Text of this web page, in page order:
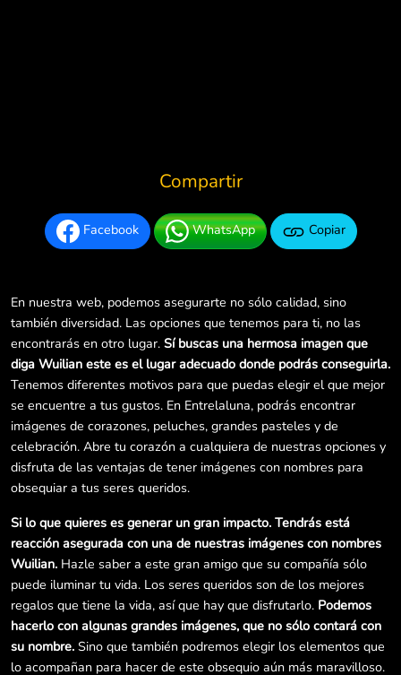
Compartir
Facebook WhatsApp Copiar
En nuestra web, podemos asegurarte no sólo calidad, sino
también diversidad. Las opciones que tenemos para ti, no las
encontrarás en otro lugar. Sí buscas una hermosa imagen que
diga Wuilian este es el lugar adecuado donde podrás conseguirla.
Tenemos diferentes motivos para que puedas elegir el que mejor
se encuentre a tus gustos. En Entrelaluna, podrás encontrar
imágenes de corazones, peluches, grandes pasteles y de
celebración. Abre tu corazón a cualquiera de nuestras opciones y
disfruta de las ventajas de tener imágenes con nombres para
obsequiar a tus seres queridos.
Si lo que quieres es generar un gran impacto. Tendrás está
reacción asegurada con una de nuestras imágenes con nombres
Wuilian. Hazle saber a este gran amigo que su compañía sólo
puede iluminar tu vida. Los seres queridos son de los mejores
regalos que tiene la vida, así que hay que disfrutarlo. Podemos
hacerlo con algunas grandes imágenes, que no sólo contará con
su nombre. Sino que también podremos elegir los elementos que
lo acompañan para hacer de este obsequio aún más maravilloso.